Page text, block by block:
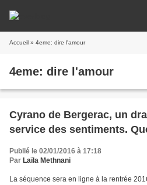
Accueil » 4eme: dire l'amour
4eme: dire l'amour
Cyrano de Bergerac, un
service des sentiments.
Publié le 02/01/2016 à 17:18
Par Laïla Methnani
La séquence sera en ligne à la rentrée